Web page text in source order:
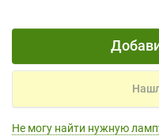
Не могу найти нужную